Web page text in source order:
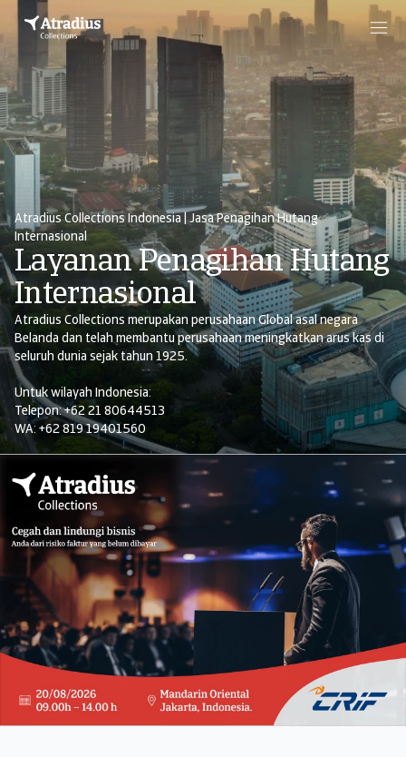
Atradius Collections Indonesia | Jasa Penagihan Hutang
Internasional
Layanan Penagihan Hutang
Internasional
Atradius Collections merupakan perusahaan Global asal negara
Belanda dan telah membantu perusahaan meningkatkan arus kas di
seluruh dunia sejak tahun 1925.
Untuk wilayah Indonesia:
Telepon: +62 21 80644513
WA: +62 819 19401560